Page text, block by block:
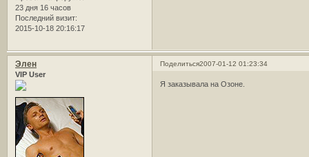
23 дня 16 часов
Последний визит:
2015-10-18 20:16:17
Поделиться2007-01-12 01:23:34
Элен
VIP User
Я заказывала на Озоне.